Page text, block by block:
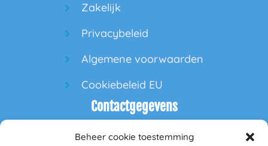
Beheer cookie toestemming
Zakelijk
Privacybeleid
Algemene voorwaarden
Cookiebeleid EU
Contactgegevens